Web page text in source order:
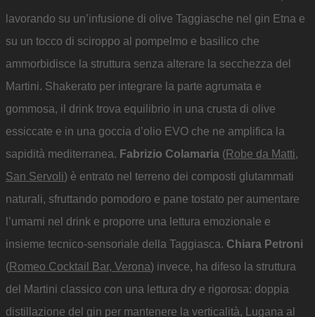
lavorando su un’infusione di olive Taggiasche nel gin Etna e
su un tocco di sciroppo al pompelmo e basilico che
ammorbidisce la struttura senza alterare la secchezza del
Martini. Shakerato per integrare la parte agrumata e
gommosa, il drink trova equilibrio in una crusta di olive
essiccate e in una goccia d’olio EVO che ne amplifica la
sapidità mediterranea. Fabrizio Colamaria (Robe da Matti,
San Servoli) è entrato nel terreno dei composti glutammati
naturali, sfruttando pomodoro e pane tostato per aumentare
l’umami nel drink e proporre una lettura emozionale e
insieme tecnico-sensoriale della Taggiasca. Chiara Petroni
(Romeo Cocktail Bar, Verona) invece, ha difeso la struttura
del Martini classico con una lettura dry e rigorosa: doppia
distillazione del gin per mantenere la verticalità, Lugana al